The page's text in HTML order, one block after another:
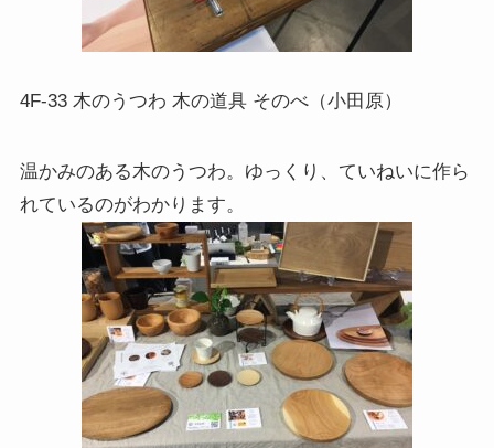
4F-33 木のうつわ 木の道具 そのべ（小田原）
温かみのある木のうつわ。ゆっくり、ていねいに作ら
れているのがわかります。